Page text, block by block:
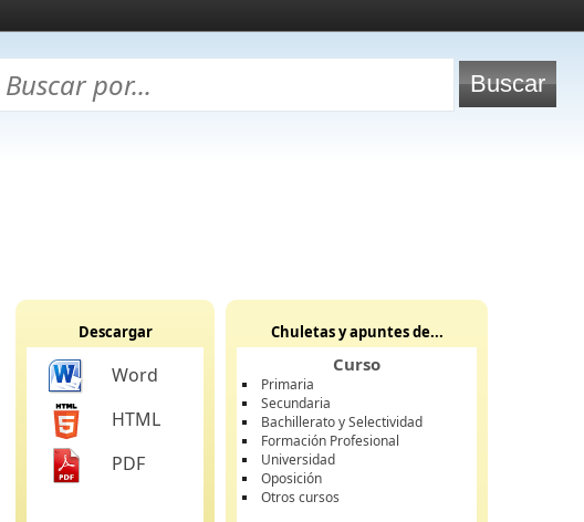
Descargar
Word
HTML
PDF
Chuletas y apuntes de...
Curso
Primaria
Secundaria
Bachillerato y Selectividad
Formación Profesional
Universidad
Oposición
Otros cursos